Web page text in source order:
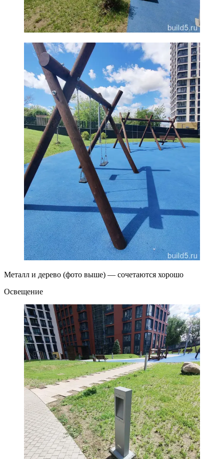
Металл и дерево (фото выше) — сочетаются хорошо
Освещение